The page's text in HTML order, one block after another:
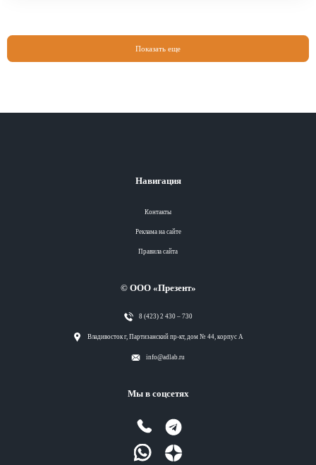
Показать еще
Навигация
Контакты
Реклама на сайте
Правила сайта
© ООО «Презент»
8 (423) 2 430 – 730
Владивосток г, Партизанский пр-кт, дом № 44, корпус А
info@adlab.ru
Мы в соцсетях